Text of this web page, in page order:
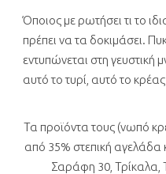
Όποιος με ρωτήσει τι το
πρέπει να τα δοκιμάσει.
εντυπώνεται στη
αυτό το τυρί, αυτό το
Τα προϊόντα τους (νωπό
από 35% στεπική αγελάδα
Σαράφη 30, Τρίκαλα,